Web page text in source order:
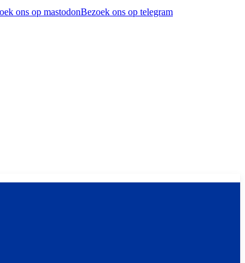
ons op mastodonBezoek ons op telegram